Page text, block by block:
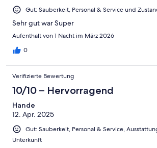
Ungenügend
Gut: Sauberkeit, Personal & Service und
Sehr gut war Super
Aufenthalt von 1 Nacht im März 2026
0
Verifizierte Bewertung
10/10 – Hervorragend
Hande
12. Apr. 2025
Gut: Sauberkeit, Personal & Service,
Unterkunft